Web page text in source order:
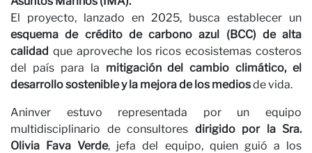
El proyecto, lanzado en 2025, busca establecer un
esquema de crédito de carbono azul (BCC) de alta
calidad que aproveche los ricos ecosistemas costeros
del país para la mitigación del cambio climático, el
desarrollo sostenible y la mejora de los mediosde vida.
Aninver estuvo representada por un equipo
multidisciplinario de consultores dirigido por la Sra.
Olivia Fava Verde, jefa del equipo, quien guió a los